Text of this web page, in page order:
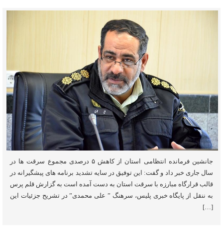
جانشین فرمانده انتظامی استان از کاهش ۵ درصدی مجموع سرقت ها در
سال جاری خبر داد و گفت: این توفیق در سایه تشدید برنامه های پیشگیرانه در
قالب قرارگاه مبارزه با سرقت استان به دست آمده است به گزارش قلم پرس
به ننقل از پایگاه خبری پلیس، سرهنگ ” علی محمدی” در تشریح جزئیات این
[…]